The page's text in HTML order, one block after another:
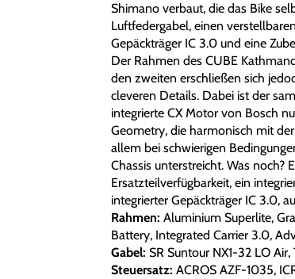
Shimano verbaut, die das Bike
Luftfedergabel, einen
Gepäckträger IC 3.0 und eine
Der Rahmen des CUBE
den zweiten erschließen sich
cleveren Details. Dabei ist der
integrierte CX Motor von Bosch
Geometry, die harmonisch mit
allem bei schwierigen
Chassis unterstreicht. Was noch?
Ersatzteilverfügbarkeit, ein
integrierter Gepäckträger IC 3.0,
Rahmen: Aluminium Superlite,
Battery, Integrated Carrier 3.0,
Gabel: SR Suntour NX1-32 LO
Steuersatz: ACROS AZF-1035,